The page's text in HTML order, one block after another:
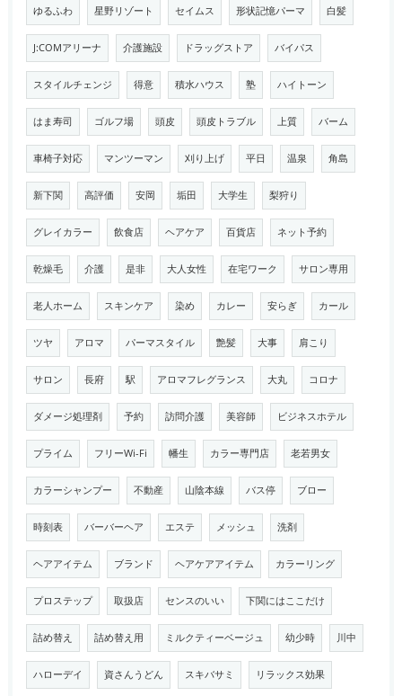
ゆるふわ 星野リゾート セイムス 形状記憶パーマ 白髪
J:COMアリーナ 介護施設 ドラッグストア バイパス
スタイルチェンジ 得意 積水ハウス 塾 ハイトーン
はま寿司 ゴルフ場 頭皮 頭皮トラブル 上質 バーム
車椅子対応 マンツーマン 刈り上げ 平日 温泉 角島
新下関 高評価 安岡 垢田 大学生 梨狩り
グレイカラー 飲食店 ヘアケア 百貨店 ネット予約
乾燥毛 介護 是非 大人女性 在宅ワーク サロン専用
老人ホーム スキンケア 染め カレー 安らぎ カール
ツヤ アロマ パーマスタイル 艶髪 大事 肩こり
サロン 長府 駅 アロマフレグランス 大丸 コロナ
ダメージ処理剤 予約 訪問介護 美容師 ビジネスホテル
プライム フリーWi-Fi 幡生 カラー専門店 老若男女
カラーシャンプー 不動産 山陰本線 バス停 ブロー
時刻表 バーバーヘア エステ メッシュ 洗剤
ヘアアイテム ブランド ヘアケアアイテム カラーリング
プロステップ 取扱店 センスのいい 下関にはここだけ
詰め替え 詰め替え用 ミルクティーベージュ 幼少時 川中
ハローデイ 資さんうどん スキバサミ リラックス効果